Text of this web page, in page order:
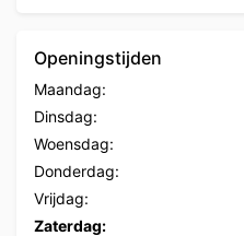
Openingstijden
Maandag:
Dinsdag:
Woensdag:
Donderdag:
Vrijdag:
Zaterdag: